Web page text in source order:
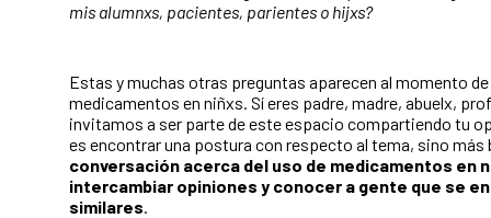
mis alumnxs, pacientes, parientes o hijxs?
Estas y muchas otras preguntas aparecen al momento
medicamentos en niñxs. Sí eres padre, madre, abuelx,
invitamos a ser parte de este espacio compartiendo tu
es encontrar una postura con respecto al tema, sino
conversación acerca del uso de medicamentos en
intercambiar opiniones y conocer a gente que se
similares